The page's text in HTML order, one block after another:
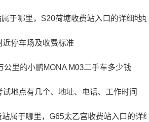
于哪里，S20荷塘收费站入口的详细地
近停车场及收费标准
公里的小鹏MONA M03二手车多少钱
地点有几个、地址、电话、工作时间
属于哪里，G65太乙宫收费站入口的详